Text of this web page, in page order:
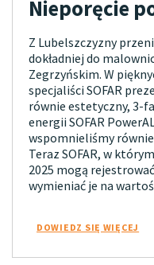
Nieporęcie
Z Lubelszczyzny
dokładniej do
Zegrzyńskim. W
specjaliści SOFAR
równie estetyczny, 3-
energii SOFAR
wspomnieliśmy
Teraz SOFAR, w
2025 mogą
wymieniać je na
DOWIEDZ SIĘ WIĘCEJ